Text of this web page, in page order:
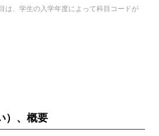
は、学生の入学年度によって科目コードが
）、概要